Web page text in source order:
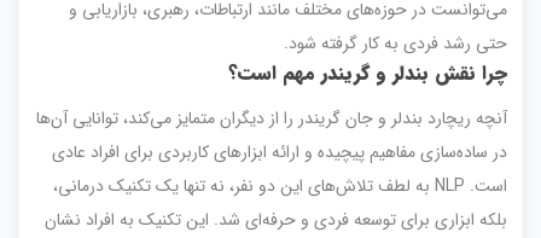
می‌توانست در حوزه‌های مختلف مانند ارتباطات، رهبری، بازاریابی و
حتی رشد فردی به کار گرفته شود.
چرا نقش بندلر و گریندر مهم است؟
آنچه ریچارد بندلر و جان گریندر را از دیگران متمایز می‌کند، توانایی آن‌ها
در ساده‌سازی مفاهیم پیچیده و ارائه ابزارهای کاربردی برای افراد عادی
است. NLP به لطف تلاش‌های این دو نفر، نه تنها یک تکنیک درمانی،
بلکه ابزاری برای توسعه فردی و حرفه‌ای شد. این تکنیک به افراد نشان